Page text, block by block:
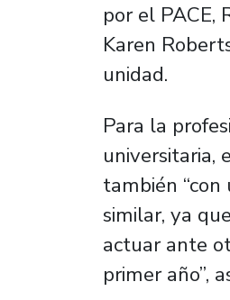
por el PACE,
Karen
unidad.
Para la
universitaria,
también
similar, ya
actuar ante
primer año”,